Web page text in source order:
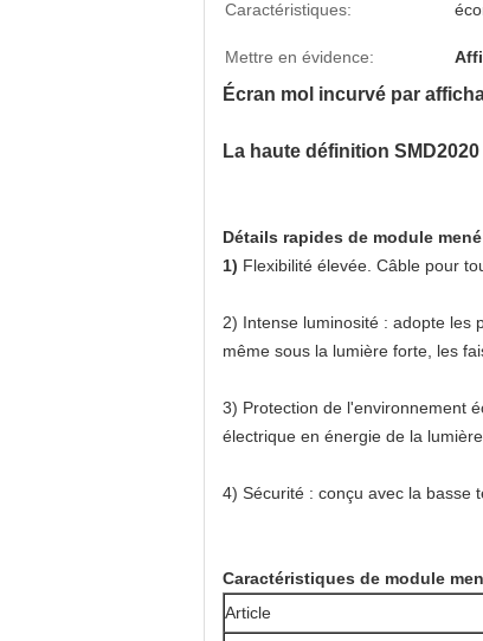
Caractéristiques:
Mettre en évidence:
Écran mol incurvé par
La haute définition
Détails rapides de module
1) Flexibilité élevée. Câble pour
2) Intense luminosité : adopte les
même sous la lumière forte, les
3) Protection de l'environnement
électrique en énergie de la
4) Sécurité : conçu avec la basse
Caractéristiques de module
Article